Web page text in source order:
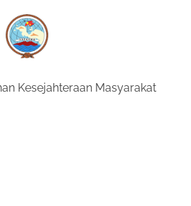
Kesejahteraan Masyarakat